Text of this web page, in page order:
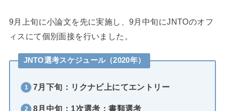
9月上旬に小論文を先に実施し、9月中旬にJNTOのオフ
ィスにて個別面接を行いました。
JNTO選考スケジュール（2020年）
7月下旬：リクナビ上にてエントリー
8月中旬：1次選考：書類選考